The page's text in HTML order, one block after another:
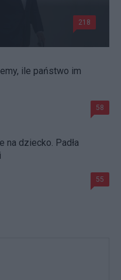
218
ile państwo im
58
na dziecko. Padła
55